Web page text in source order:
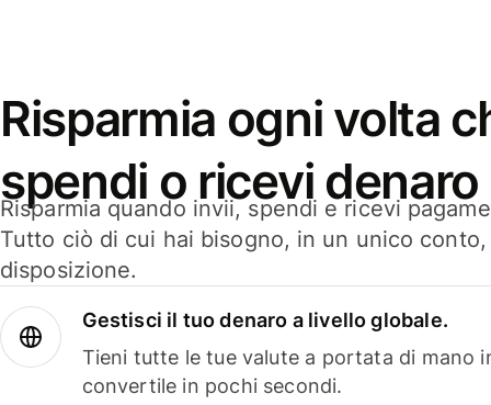
Risparmia ogni volta
spendi o ricevi denaro
Risparmia quando invii, spendi e ricevi
Tutto ciò di cui hai bisogno, in un unico
disposizione.
Gestisci il tuo denaro a livello globale.
Tieni tutte le tue valute a portata di mano
convertile in pochi secondi.